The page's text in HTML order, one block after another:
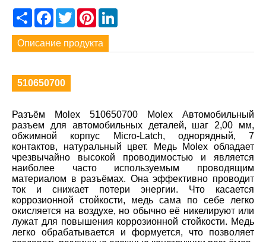
ShareFacebook
TwitterPinterest
Описание продукта
510650700
Разъём Molex 510650700 Molex Автомобильный
разъем для автомобильных деталей, шаг 2,00 мм,
обжимной корпус Micro-Latch, однорядный, 7
контактов, натуральный цвет. Медь Molex обладает
чрезвычайно высокой проводимостью и является
наиболее часто используемым проводящим
материалом в разъёмах. Она эффективно проводит
ток и снижает потери энергии. Что касается
коррозионной стойкости, медь сама по себе легко
окисляется на воздухе, но обычно её никелируют или
лужат для повышения коррозионной стойкости. Медь
легко обрабатывается и формуется, что позволяет